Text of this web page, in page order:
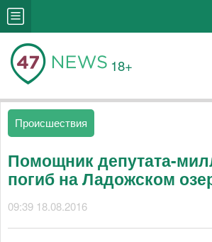
18+
Происшествия
Помощник депутата-
погиб на Ладожском
09:39 18.08.2016